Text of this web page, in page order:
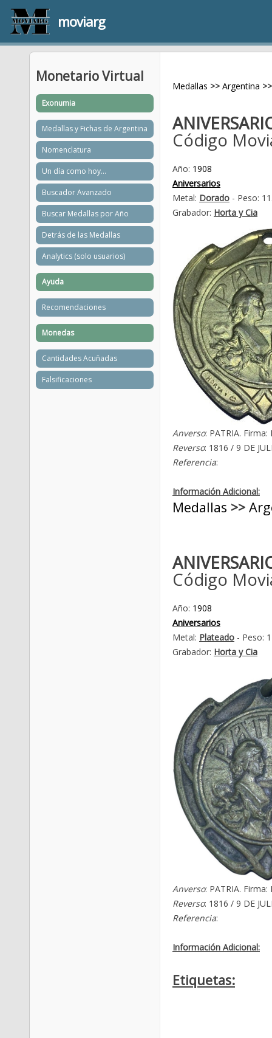
moviarg
Medallas >> Argentina >>
Código
Año: 1908
Aniversarios
Metal: Dorado - Peso:
Grabador: Horta y Cia
Anverso: PATRIA. Firma:
Reverso: 1816 / 9 DE
Referencia:
Información Adicional:
Medallas >>
Código
Año: 1908
Aniversarios
Metal: Plateado - Peso:
Grabador: Horta y Cia
Anverso: PATRIA. Firma:
Reverso: 1816 / 9 DE
Referencia:
Información Adicional:
Etiquetas:
Monetario Virtual
Exonumia
Medallas y Fichas de Argentina
Nomenclatura
Un día como hoy...
Buscador Avanzado
Buscar Medallas por Año
Detrás de las Medallas
Analytics (solo usuarios)
Ayuda
Recomendaciones
Monedas
Cantidades Acuñadas
Falsificaciones